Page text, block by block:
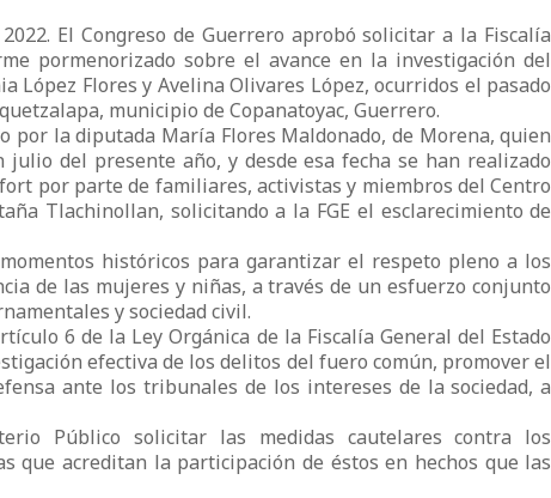
El Congreso de Guerrero aprobó solicitar a la Fiscalía
pormenorizado sobre el avance en la investigación del
López Flores y Avelina Olivares López, ocurridos el pasado
municipio de Copanatoyac, Guerrero.
por la diputada María Flores Maldonado, de Morena, quien
julio del presente año, y desde esa fecha se han realizado
por parte de familiares, activistas y miembros del Centro
Tlachinollan, solicitando a la FGE el esclarecimiento de
históricos para garantizar el respeto pleno a los
de las mujeres y niñas, a través de un esfuerzo conjunto
y sociedad civil.
6 de la Ley Orgánica de la Fiscalía General del Estado
efectiva de los delitos del fuero común, promover el
ante los tribunales de los intereses de la sociedad, a
Público solicitar las medidas cautelares contra los
que acreditan la participación de éstos en hechos que las